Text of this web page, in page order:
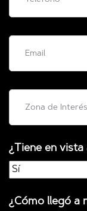
¿Tiene en vista
¿Cómo llegó a